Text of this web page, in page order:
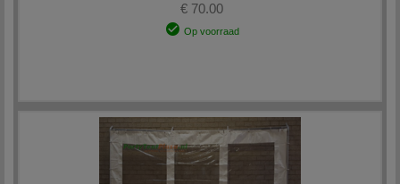
€ 70.00
Op voorraad